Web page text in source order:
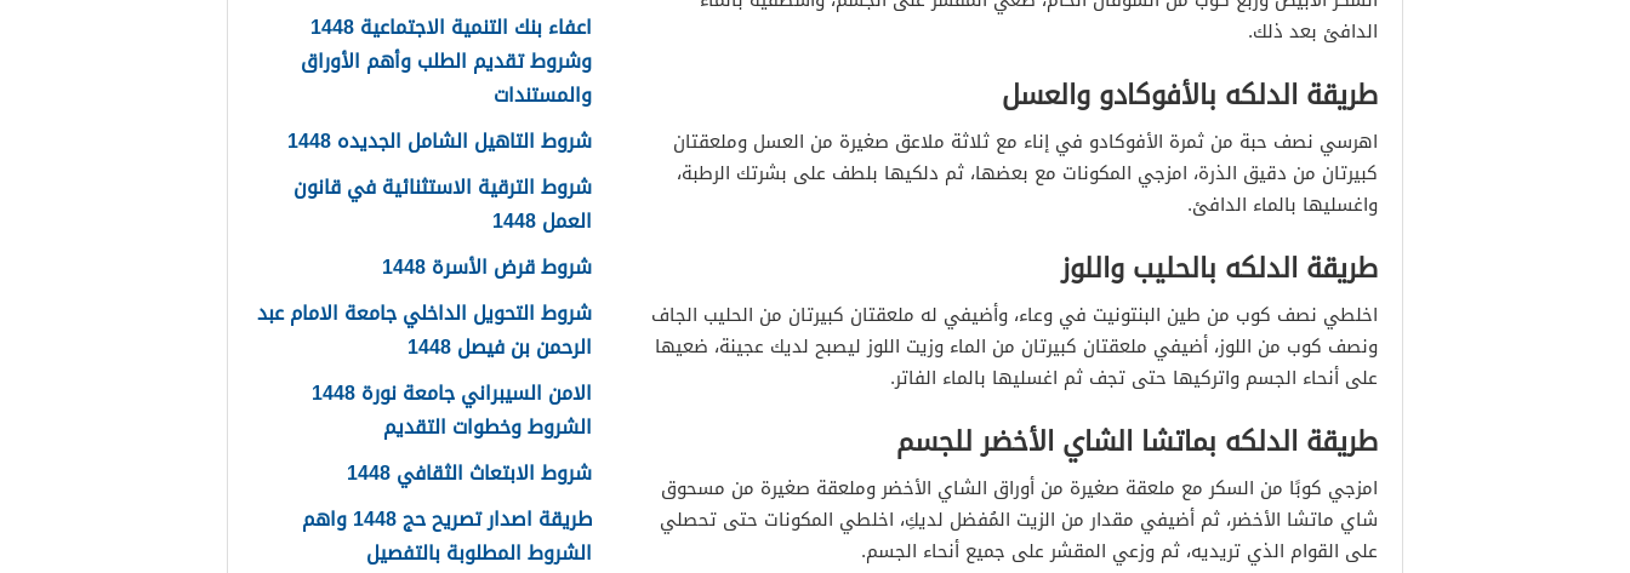
الدافئ بعد ذلك.
طريقة الدلكه بالأفوكادو والعسل
اهرسي نصف حبة من ثمرة الأفوكادو في إناء مع ثلاثة ملاعق صغيرة من العسل وملعقتان
كبيرتان من دقيق الذرة، امزجي المكونات مع بعضها، ثم دلكيها بلطف على بشرتك الرطبة،
واغسليها بالماء الدافئ.
طريقة الدلكه بالحليب واللوز
اخلطي نصف كوب من طين البنتونيت في وعاء، وأضيفي له ملعقتان كبيرتان من الحليب الجاف
ونصف كوب من اللوز، أضيفي ملعقتان كبيرتان من الماء وزيت اللوز ليصبح لديك عجينة، ضعيها
على أنحاء الجسم واتركيها حتى تجف ثم اغسليها بالماء الفاتر.
طريقة الدلكه بماتشا الشاي الأخضر للجسم
امزجي كوبًا من السكر مع ملعقة صغيرة من أوراق الشاي الأخضر وملعقة صغيرة من مسحوق
شاي ماتشا الأخضر، ثم أضيفي مقدار من الزيت المُفضل لديكِ، اخلطي المكونات حتى تحصلي
على القوام الذي تريديه، ثم وزعي المقشر على جميع أنحاء الجسم.
اعفاء بنك التنمية الاجتماعية 1448
وشروط تقديم الطلب وأهم الأوراق
والمستندات
شروط التاهيل الشامل الجديده 1448
شروط الترقية الاستثنائية في قانون
العمل 1448
شروط قرض الأسرة 1448
شروط التحويل الداخلي جامعة الامام عبد
الرحمن بن فيصل 1448
الامن السيبراني جامعة نورة 1448
الشروط وخطوات التقديم
شروط الابتعاث الثقافي 1448
طريقة اصدار تصريح حج 1448 واهم
الشروط المطلوبة بالتفصيل